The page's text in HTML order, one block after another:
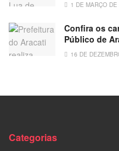
1 DE MARÇO
Confira os
Público de
16 DE
Categorias